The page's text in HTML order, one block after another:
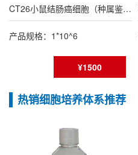
CT26小鼠结肠癌细胞（种属鉴定报告/STR鉴定报告）
产品规格：1*10^6
¥1500
热销细胞培养体系推荐